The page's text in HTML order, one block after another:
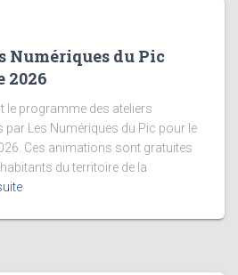
Numériques du Pic
2026
le programme des ateliers
Les Numériques du Pic pour le
Ces animations sont gratuites
du territoire de la